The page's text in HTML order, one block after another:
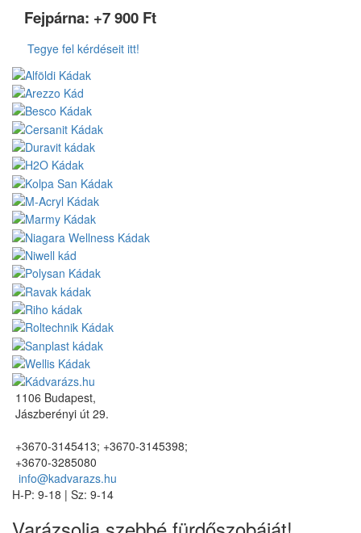
Fejpárna: +7 900 Ft
Tegye fel kérdéseit itt!
1106 Budapest,
Jászberényi út 29.
+3670-3145413; +3670-3145398;
+3670-3285080
info@kadvarazs.hu
H-P: 9-18 | Sz: 9-14